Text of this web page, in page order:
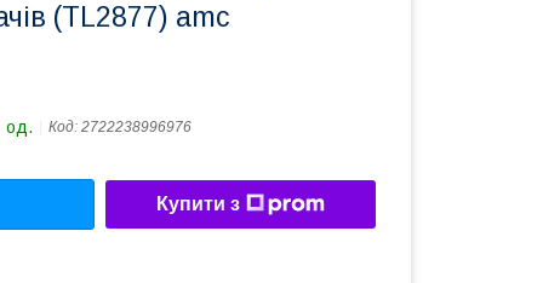
(TL2877) amc
од. Код: 2722238996976
Купити з